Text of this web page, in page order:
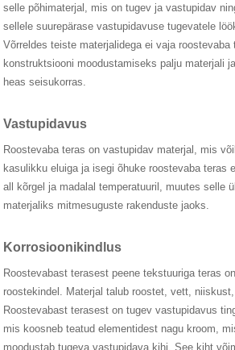
selle põhimaterjal, mis on tugev ja vastupidav
sellele suurepärase vastupidavuse tugevatele
Võrreldes teiste materjalidega ei vaja roostevaba
konstruktsiooni moodustamiseks palju materjali
heas seisukorras.
Vastupidavus
Roostevaba teras on vastupidav materjal, mis
kasulikku eluiga ja isegi õhuke roostevaba teras
all kõrgel ja madalal temperatuuril, muutes selle
materjaliks mitmesuguste rakenduste jaoks.
Korrosioonikindlus
Roostevabast terasest peene tekstuuriga teras
roostekindel. Materjal talub roostet, vett,
Roostevabast terasest on tugev vastupidavus
mis koosneb teatud elementidest nagu kroom,
moodustab tugeva vastupidava kihi. See kiht